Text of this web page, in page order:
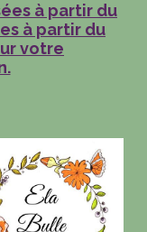
à partir du
à partir du
votre